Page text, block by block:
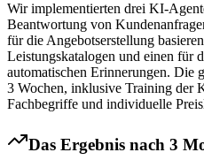
Wir implementierten drei KI-
Beantwortung von
für die Angebotserstellung
Leistungskatalogen und einen für
automatischen Erinnerungen. Die
3 Wochen, inklusive Training der
Fachbegriffe und individuelle
Das Ergebnis nach 3